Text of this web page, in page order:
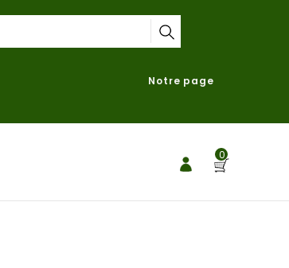
Notre page
0